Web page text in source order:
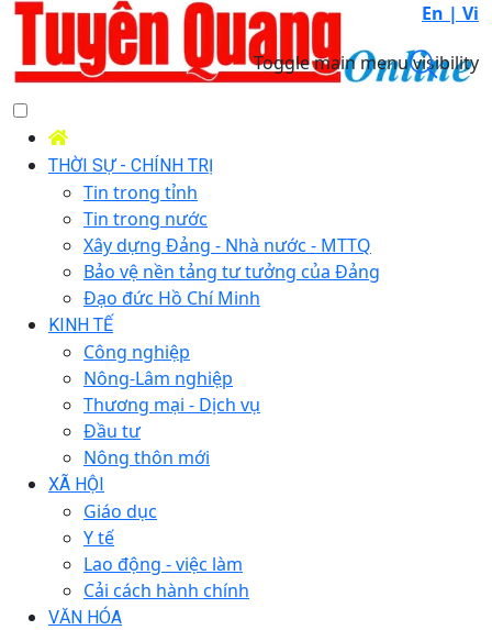
En | Vi
Toggle main menu visibility
THỜI SỰ - CHÍNH TRỊ
Tin trong tỉnh
Tin trong nước
Xây dựng Đảng - Nhà nước - MTTQ
Bảo vệ nền tảng tư tưởng của Đảng
Đạo đức Hồ Chí Minh
KINH TẾ
Công nghiệp
Nông-Lâm nghiệp
Thương mại - Dịch vụ
Đầu tư
Nông thôn mới
XÃ HỘI
Giáo dục
Y tế
Lao động - việc làm
Cải cách hành chính
VĂN HÓA